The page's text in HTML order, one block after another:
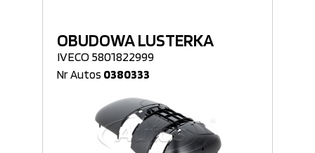
OBUDOWA LUSTERKA
IVECO 5801822999
Nr Autos 0380333